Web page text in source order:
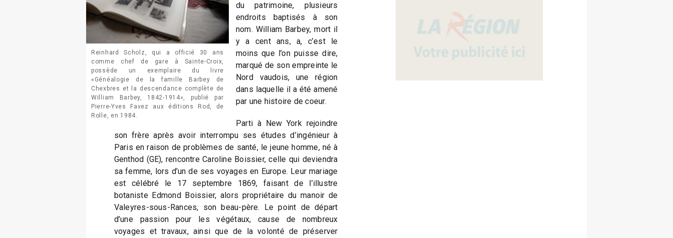
Reinhard Scholz, qui a officié 30 ans
comme chef de gare à Sainte-Croix,
possède un exemplaire du livre
«Généalogie de la famille Barbey de
Chexbres et la descendance complète de
William Barbey, 1842-1914», publié par
Pierre-Yves Favez aux éditions Rod, de
Rolle, en 1984.
du patrimoine, plusieurs
endroits baptisés à son
nom. William Barbey, mort il
y a cent ans, a, c’est le
moins que l’on puisse dire,
marqué de son empreinte le
Nord vaudois, une région
dans laquelle il a été amené
par une histoire de coeur.
Parti à New York rejoindre
son frère après avoir interrompu ses études d’ingénieur à
Paris en raison de problèmes de santé, le jeune homme, né à
Genthod (GE), rencontre Caroline Boissier, celle qui deviendra
sa femme, lors d’un de ses voyages en Europe. Leur mariage
est célébré le 17 septembre 1869, faisant de l’illustre
botaniste Edmond Boissier, alors propriétaire du manoir de
Valeyres-sous-Rances, son beau-père. Le point de départ
d’une passion pour les végétaux, cause de nombreux
voyages et travaux, ainsi que de la volonté de préserver